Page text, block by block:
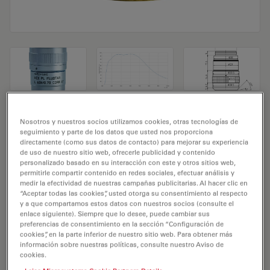
Objetivo de microscopio HC PL FLUOTAR L
63x/0,70 CORR XT
N.º de producto 11506222
El objetivo HC PL FLUOTAR L 63x/0,70 CORR XT tiene
un aumento de 63X y una apertura numérica de
0,7mm. Para uso en entornos de material de inmersión
en seco y acoplado con una rosca de objetivo de M25
con una distancia de trabajo libre de 2,6-1,8 mm y un
Nosotros y nuestros socios utilizamos cookies, otras tecnologías de
seguimiento y parte de los datos que usted nos proporciona
directamente (como sus datos de contacto) para mejorar su experiencia
de uso de nuestro sitio web, ofrecerle publicidad y contenido
personalizado basado en su interacción con este y otros sitios web,
permitirle compartir contenido en redes sociales, efectuar análisis y
medir la efectividad de nuestras campañas publicitarias. Al hacer clic en
“Aceptar todas las cookies”, usted otorga su consentimiento al respecto
y a que compartamos estos datos con nuestros socios (consulte el
enlace siguiente). Siempre que lo desee, puede cambiar sus
preferencias de consentimiento en la sección “Configuración de
cookies”, en la parte inferior de nuestro sitio web. Para obtener más
información sobre nuestras políticas, consulte nuestro Aviso de
cookies.